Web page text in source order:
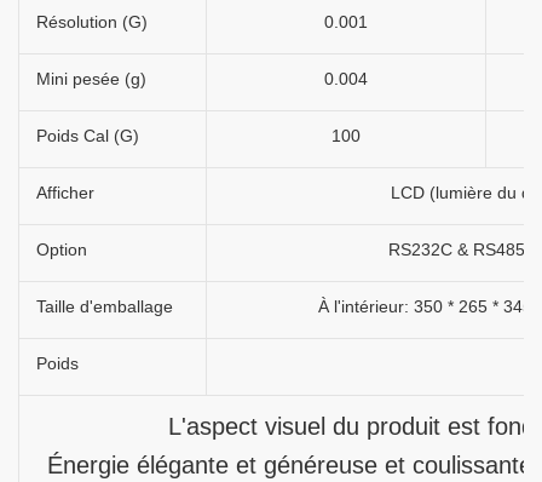
Résolution (G) 0.001
Mini pesée (g) 0.004
Poids Cal (G) 100
Afficher LCD (lumière du
Option RS232C & RS485,
Taille d'emballage À l'intérieur: 350 * 265 * 345
Poids
L'aspect visuel du produit est
Énergie élégante et généreuse et